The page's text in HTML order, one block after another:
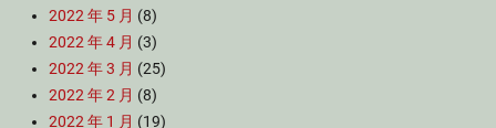
2022 年 5 月 (8)
2022 年 4 月 (3)
2022 年 3 月 (25)
2022 年 2 月 (8)
2022 年 1 月 (19)